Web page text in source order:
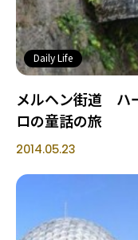
Daily Life
メルヘン街道 ハ
ロの童話の旅
2014.05.23